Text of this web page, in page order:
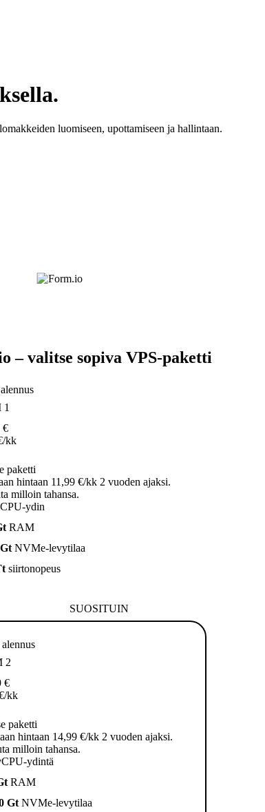
luomiseen, upottamiseen ja hallintaan.
– valitse sopiva VPS-paketti
€
/kk
paketti
hintaan 11,99 €/kk 2 vuoden ajaksi.
milloin tahansa.
ydin
RAM
NVMe-levytilaa
siirtonopeus
SUOSITUIN
2
€
/kk
paketti
hintaan 14,99 €/kk 2 vuoden ajaksi.
milloin tahansa.
ydintä
RAM
Gt NVMe-levytilaa